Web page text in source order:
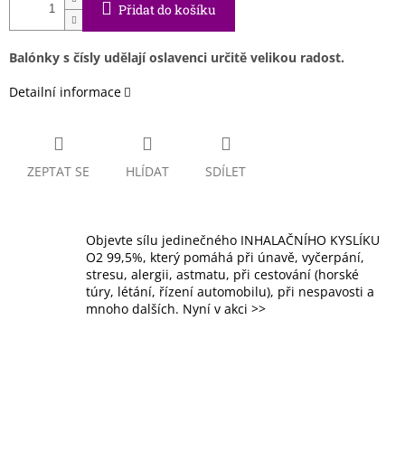
Přidat do košíku
Balónky s čísly udělají oslavenci určitě velikou radost.
Detailní informace
ZEPTAT SE HLÍDAT SDÍLET
Objevte sílu jedinečného INHALAČNÍHO KYSLÍKU
O2 99,5%, který pomáhá při únavě, vyčerpání,
stresu, alergii, astmatu, při cestování (horské
túry, létání, řízení automobilu), při nespavosti a
mnoho dalších. Nyní v akci >>